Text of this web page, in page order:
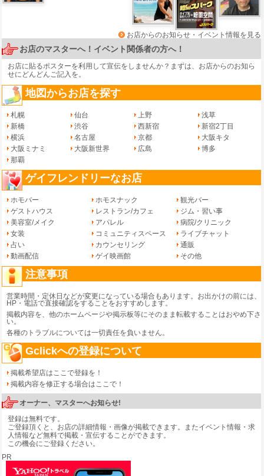
お店からのお知らせ・イベント情報を見る
お店のマスターへ！イベント関係者の方へ！
お店に貼るポスターを利用して宣伝をしませんか？まずは、 お店からのお知ら
せにどんどんご記入を。
地図からお店を探す
札幌 仙台 上野
浅草
新橋
渋谷 西新宿
新宿2丁目
横浜
名古屋 京都
大阪キタ
大阪ミナミ
大阪新世界 広島
博多
那覇
ゲイフレンドリーなお店
ホモバー ホモスナック
観光バー
ゲストハウス
レストラン/カフェ
ジム・習い事
美容室/メイク
アパレル
病院/クリニック
女装
コミュニティスペース
ライブチャット
占い
カウンセリング
通販
動画配信
ゲイ映画館 その他
注意事項
営業時間・定休日などが変更になっている場合もあります。お出かけの前には、
HP・電話で直接確認をすることをおすすめします。
掲載内容を、他のホームページや掲示板等にそのまま転載することはおやめ下さ
い。
各種のトラブルについては一切責任を負いません。
Gclickへの登録について
掲載希望店はここで登録を！
掲載内容を修正する場合はここで！
オーナー、マスターへお知らせ!
登録は無料です。
ご登録頂くと、お店の詳細情報・画像が掲載できます。またイベント情報・求
人情報など無料で掲載・宣伝することができます。
この機会にご登録ください。
PR